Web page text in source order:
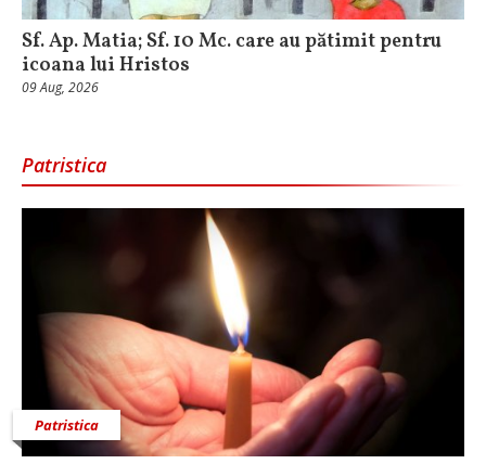
Sf. Ap. Matia; Sf. 10 Mc. care au pătimit pentru
icoana lui Hristos
09 Aug, 2026
Patristica
Patristica